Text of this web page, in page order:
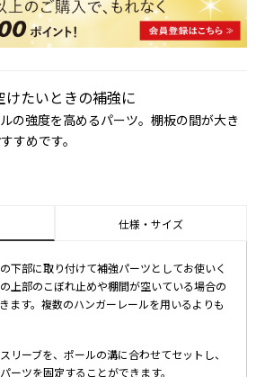
たいときの補強に
の強度を高めるパーツ。棚板の間が大き
すめです。
仕様・サイズ
下部に取り付けて補強パーツとしてお使いく
上部のこぼれ止めや棚間が空いている場合の
ます。複数のハンガーレールを用いるよりも
リーブを、ポールの溝に合わせてセットし、
ーツを固定することができます。